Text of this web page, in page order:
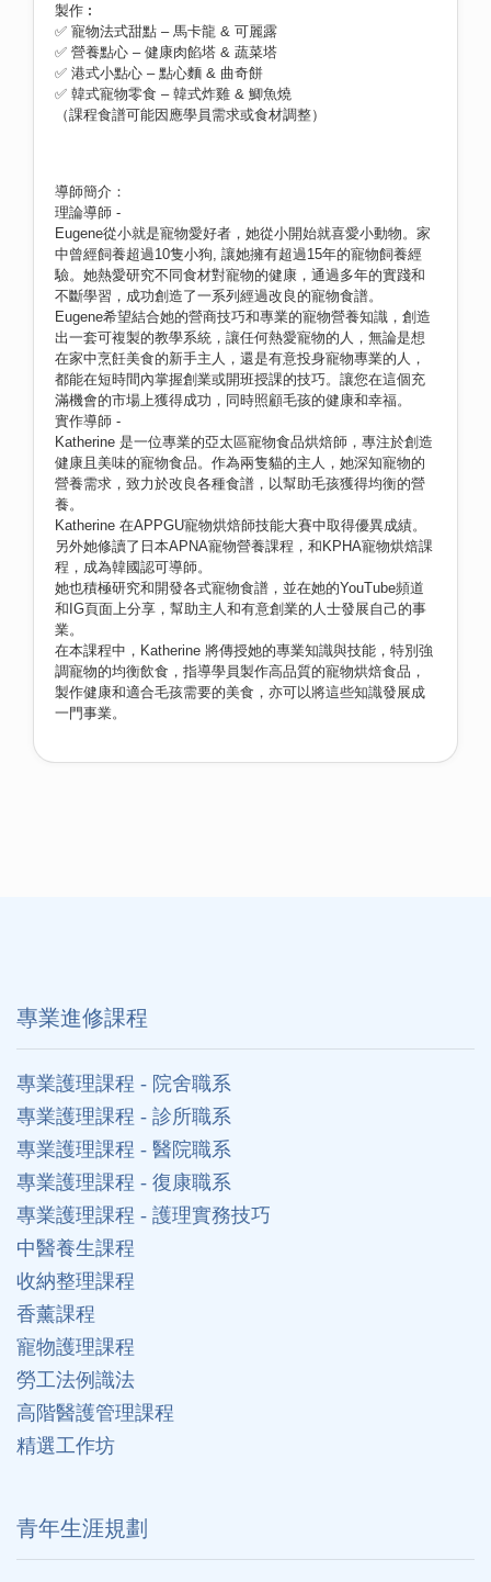
製作︰
✅ 寵物法式甜點 – 馬卡龍 & 可麗露
✅ 營養點心 – 健康肉餡塔 & 蔬菜塔
✅ 港式小點心 – 點心麵 & 曲奇餅
✅ 韓式寵物零食 – 韓式炸雞 & 鯽魚燒
（課程食譜可能因應學員需求或食材調整）
導師簡介：
理論導師 -
Eugene從小就是寵物愛好者，她從小開始就喜愛小動物。家
中曾經飼養超過10隻小狗, 讓她擁有超過15年的寵物飼養經
驗。她熱愛研究不同食材對寵物的健康，通過多年的實踐和
不斷學習，成功創造了一系列經過改良的寵物食譜。
Eugene希望結合她的營商技巧和專業的寵物營養知識，創造
出一套可複製的教學系統，讓任何熱愛寵物的人，無論是想
在家中烹飪美食的新手主人，還是有意投身寵物專業的人，
都能在短時間內掌握創業或開班授課的技巧。讓您在這個充
滿機會的市場上獲得成功，同時照顧毛孩的健康和幸福。
實作導師 -
Katherine 是一位專業的亞太區寵物食品烘焙師，專注於創造
健康且美味的寵物食品。作為兩隻貓的主人，她深知寵物的
營養需求，致力於改良各種食譜，以幫助毛孩獲得均衡的營
養。
Katherine 在APPGU寵物烘焙師技能大賽中取得優異成績。
另外她修讀了日本APNA寵物營養課程，和KPHA寵物烘焙課
程，成為韓國認可導師。
她也積極研究和開發各式寵物食譜，並在她的YouTube頻道
和IG頁面上分享，幫助主人和有意創業的人士發展自己的事
業。
在本課程中，Katherine 將傳授她的專業知識與技能，特別強
調寵物的均衡飲食，指導學員製作高品質的寵物烘焙食品，
製作健康和適合毛孩需要的美食，亦可以將這些知識發展成
一門事業。
專業進修課程
專業護理課程 - 院舍職系
專業護理課程 - 診所職系
專業護理課程 - 醫院職系
專業護理課程 - 復康職系
專業護理課程 - 護理實務技巧
中醫養生課程
收納整理課程
香薰課程
寵物護理課程
勞工法例識法
高階醫護管理課程
精選工作坊
⻘年生涯規劃